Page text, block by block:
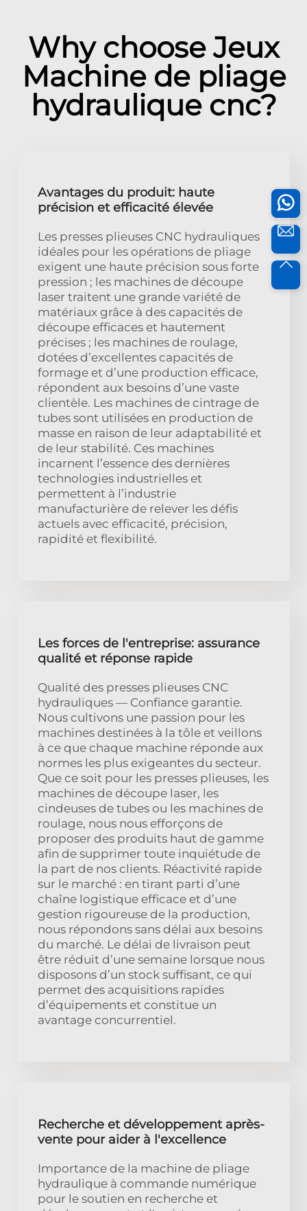
Why choose Jeux
Machine de pliage
hydraulique cnc?
Avantages du produit: haute
précision et efficacité élevée
Les presses plieuses CNC hydrauliques
idéales pour les opérations de pliage
exigent une haute précision sous forte
pression ; les machines de découpe
laser traitent une grande variété de
matériaux grâce à des capacités de
découpe efficaces et hautement
précises ; les machines de roulage,
dotées d’excellentes capacités de
formage et d’une production efficace,
répondent aux besoins d’une vaste
clientèle. Les machines de cintrage de
tubes sont utilisées en production de
masse en raison de leur adaptabilité et
de leur stabilité. Ces machines
incarnent l’essence des dernières
technologies industrielles et
permettent à l’industrie
manufacturière de relever les défis
actuels avec efficacité, précision,
rapidité et flexibilité.
Les forces de l'entreprise: assurance
qualité et réponse rapide
Qualité des presses plieuses CNC
hydrauliques — Confiance garantie.
Nous cultivons une passion pour les
machines destinées à la tôle et veillons
à ce que chaque machine réponde aux
normes les plus exigeantes du secteur.
Que ce soit pour les presses plieuses, les
machines de découpe laser, les
cindeuses de tubes ou les machines de
roulage, nous nous efforçons de
proposer des produits haut de gamme
afin de supprimer toute inquiétude de
la part de nos clients. Réactivité rapide
sur le marché : en tirant parti d’une
chaîne logistique efficace et d’une
gestion rigoureuse de la production,
nous répondons sans délai aux besoins
du marché. Le délai de livraison peut
être réduit d’une semaine lorsque nous
disposons d’un stock suffisant, ce qui
permet des acquisitions rapides
d’équipements et constitue un
avantage concurrentiel.
Recherche et développement après-
vente pour aider à l'excellence
Importance de la machine de pliage
hydraulique à commande numérique
pour le soutien en recherche et